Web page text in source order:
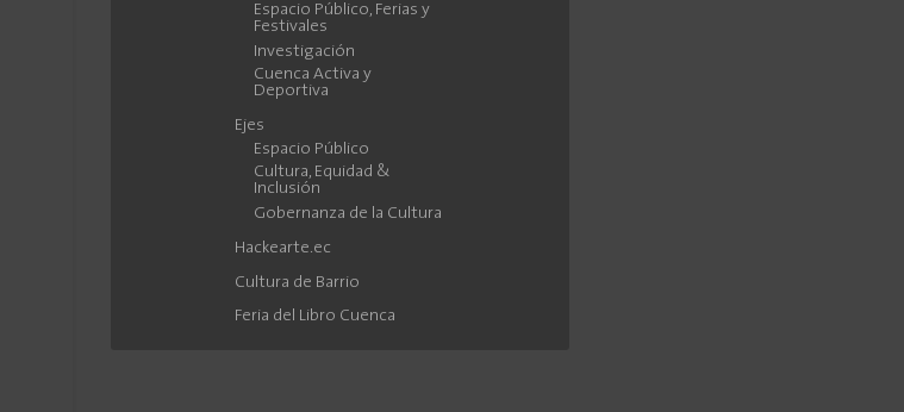
Espacio Público, Ferias y
Festivales
Investigación
Cuenca Activa y
Deportiva
Ejes
Espacio Público
Cultura, Equidad &
Inclusión
Gobernanza de la Cultura
Hackearte.ec
Cultura de Barrio
Feria del Libro Cuenca